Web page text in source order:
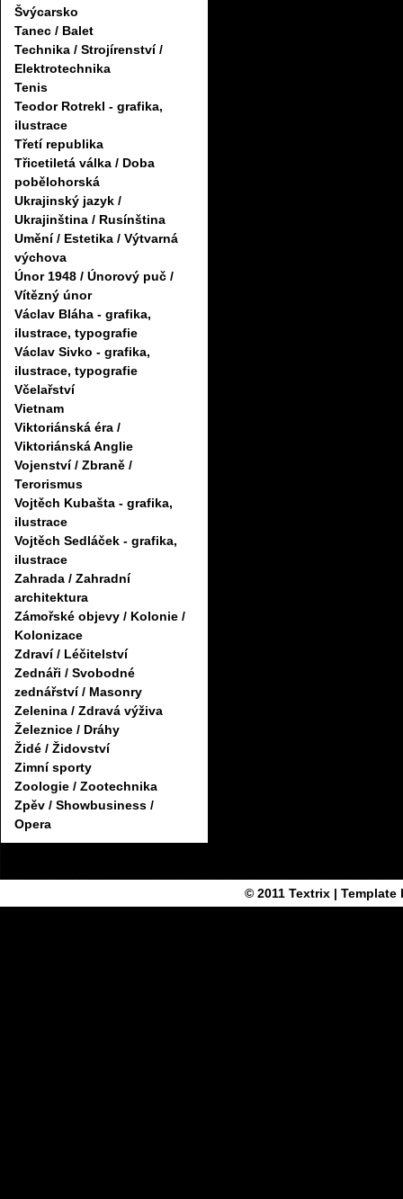
Švýcarsko
Tanec / Balet
Technika / Strojírenství /
Elektrotechnika
Tenis
Teodor Rotrekl - grafika,
ilustrace
Třetí republika
Třicetiletá válka / Doba
pobělohorská
Ukrajinský jazyk /
Ukrajinština / Rusínština
Umění / Estetika / Výtvarná
výchova
Únor 1948 / Únorový puč /
Vítězný únor
Václav Bláha - grafika,
ilustrace, typografie
Václav Sivko - grafika,
ilustrace, typografie
Včelařství
Vietnam
Viktoriánská éra /
Viktoriánská Anglie
Vojenství / Zbraně /
Terorismus
Vojtěch Kubašta - grafika,
ilustrace
Vojtěch Sedláček - grafika,
ilustrace
Zahrada / Zahradní
architektura
Zámořské objevy / Kolonie /
Kolonizace
Zdraví / Léčitelství
Zednáři / Svobodné
zednářství / Masonry
Zelenina / Zdravá výživa
Železnice / Dráhy
Židé / Židovství
Zimní sporty
Zoologie / Zootechnika
Zpěv / Showbusiness /
Opera
© 2011 Textrix| Template